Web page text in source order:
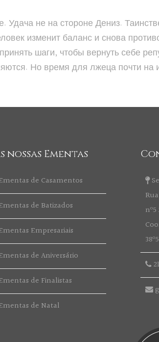
не на стороне Дениз.
изменит баланс и снова
шаги, чтобы вернуть себе
Но время для лжеца почти на
nossas Ementas
de Casamentos
de Batizados
Empresariais
de Aniversário
de Finalistas
de Natal